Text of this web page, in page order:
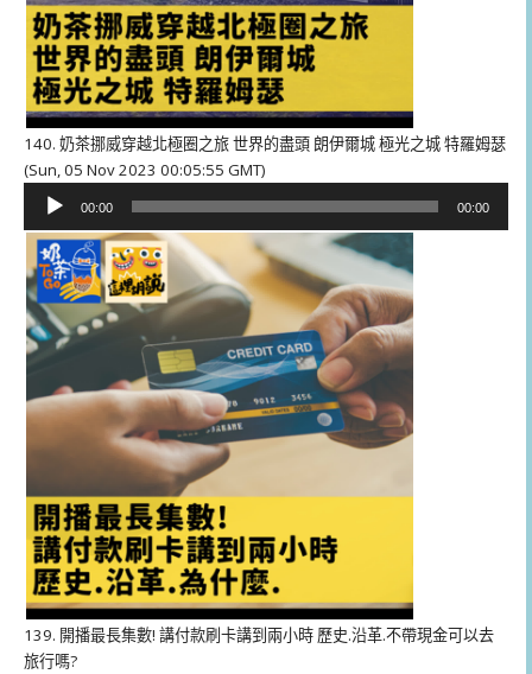
140. 奶茶挪威穿越北極圈之旅 世界的盡頭 朗伊爾城 極光之城 特羅姆瑟
(Sun, 05 Nov 2023 00:05:55 GMT)
播
放
器
00:00 00:00
139. 開播最長集數! 講付款刷卡講到兩小時 歷史.沿革.不帶現金可以去
旅行嗎?